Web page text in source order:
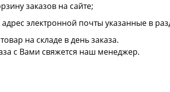
заказов на сайте;
адрес электронной почты указанные в
на складе в день заказа.
с Вами свяжется наш менеджер.